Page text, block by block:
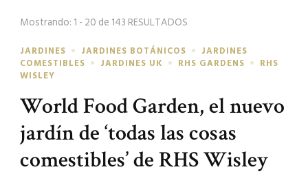
Mostrando: 1 - 20 de 143 RESULTADOS
JARDINES JARDINES BOTÁNICOS
JARDINES
COMESTIBLES
JARDINES UK RHS GARDENS
RHS
WISLEY
World Food Garden, el nuevo
jardín de ‘todas las cosas
comestibles’ de RHS Wisley